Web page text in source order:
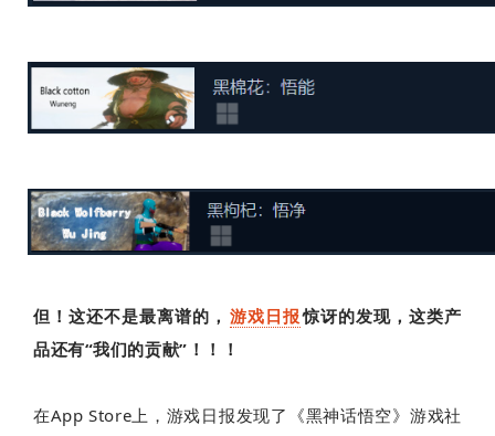
但！这还不是最离谱的， 游戏日报惊讶的发现，这类产
品还有“我们的贡献”！！！
在App Store上，游戏日报发现了《黑神话悟空》游戏社